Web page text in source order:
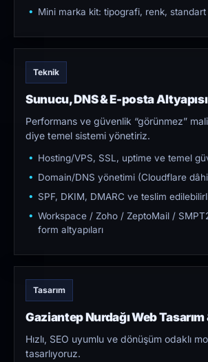
Mini marka kit: tipografi, renk, standart
Teknik
Sunucu, DNS & E-posta Altyapısı
Performans ve güvenlik “görünmez”
diye temel sistemi yönetiriz.
Hosting/VPS, SSL, uptime ve temel
Domain/DNS yönetimi (Cloudflare
SPF, DKIM, DMARC ve teslim
Workspace / Zoho / ZeptoMail /
form altyapıları
Tasarım
Gaziantep Nurdağı Web
Hızlı, SEO uyumlu ve dönüşüm odaklı
tasarlıyoruz.